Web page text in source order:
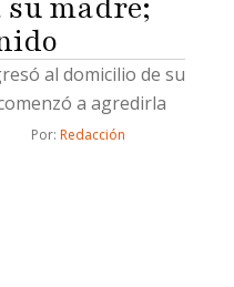
al domicilio de su
a agredirla
Por: Redacción